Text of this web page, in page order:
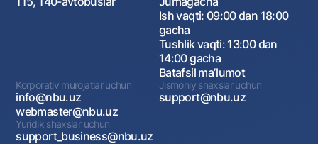
Ish vaqti: 09:00 dan 18:00
gacha
Tushlik vaqti: 13:00 dan
14:00 gacha
Batafsil maʼlumot
Korporativ murojatlar uchun
info@nbu.uz
webmaster@nbu.uz
Jismoniy shaxslar uchun
support@nbu.uz
Yuridik shaxslar uchun
support_business@nbu.uz